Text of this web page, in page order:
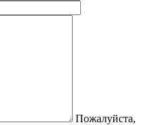
Пожалуйста,